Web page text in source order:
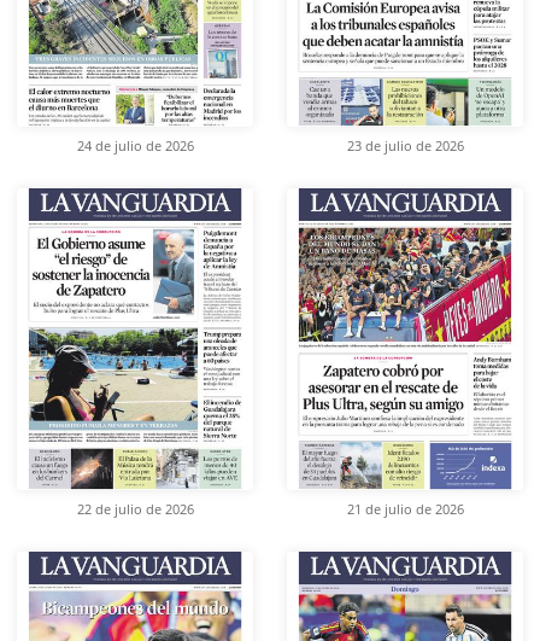
24 de julio de 2026 23 de julio de 2026
22 de julio de 2026 21 de julio de 2026